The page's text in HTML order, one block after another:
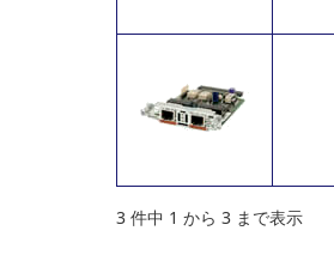
3 件中 1 から 3 まで表示